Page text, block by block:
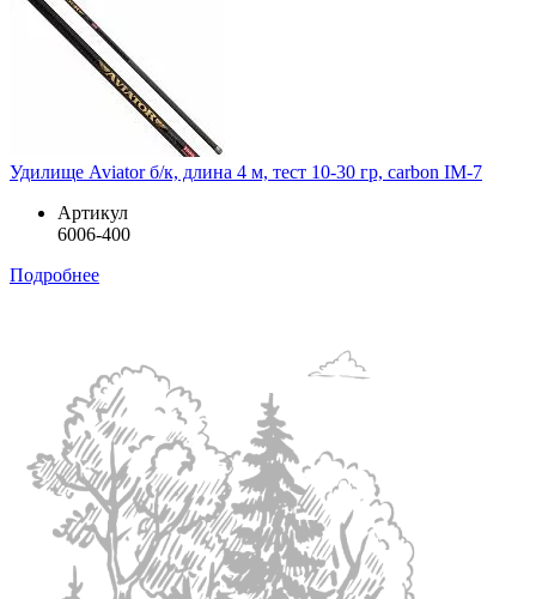
Удилище Aviator б/к, длина 4 м, тест 10-30 гр, carbon IM-7
Артикул
6006-400
Подробнее